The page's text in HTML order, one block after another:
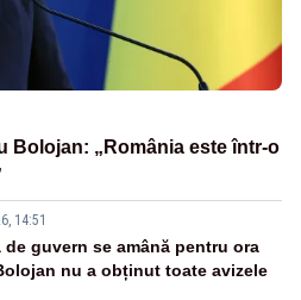
Bolojan: „România este într-o
14:51
de guvern se amână pentru ora
nu a obținut toate avizele